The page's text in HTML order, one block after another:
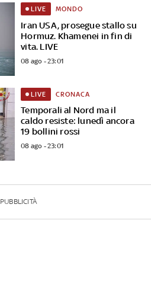
Iran USA, prosegue stallo su
Hormuz. Khamenei in fin di
vita. LIVE
LIVE MONDO
08 ago - 23:01
Temporali al Nord ma il
caldo resiste: lunedì ancora
19 bollini rossi
LIVE CRONACA
08 ago - 23:01
PUBBLICITÀ